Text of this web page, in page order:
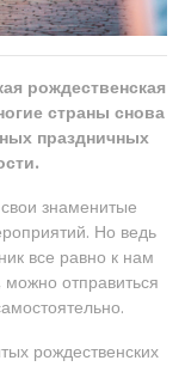
рождественская
страны снова
праздничных
знаменитые
Но ведь
все равно к нам
отправиться
рождественских